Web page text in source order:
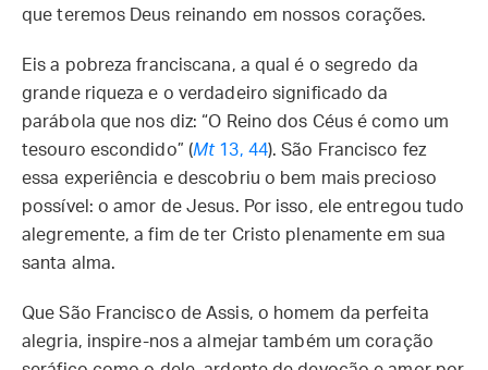
que teremos Deus reinando em nossos corações.
Eis a pobreza franciscana, a qual é o segredo da
grande riqueza e o verdadeiro significado da
parábola que nos diz: “O Reino dos Céus é como um
tesouro escondido” (Mt13, 44). São Francisco fez
essa experiência e descobriu o bem mais precioso
possível: o amor de Jesus. Por isso, ele entregou tudo
alegremente, a fim de ter Cristo plenamente em sua
santa alma.
Que São Francisco de Assis, o homem da perfeita
alegria, inspire-nos a almejar também um coração